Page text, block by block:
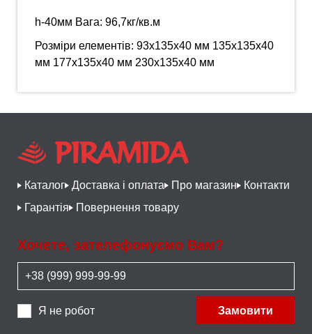
h-40мм Вага: 96,7кг/кв.м
Розміри елементів: 93х135х40 мм 135х135х40
мм 177х135х40 мм 230х135х40 мм
Каталог Доставка і оплата Про магазин
Контакти
Гарантія
Повернення товару
Хочете, зателефонуємо Вам?
Я не робот Замовити